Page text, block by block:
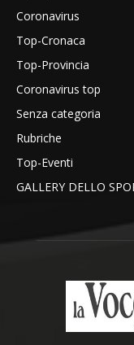
Coronavirus
Top-Cronaca
Top-Provincia
Coronavirus top
Senza categoria
Rubriche
Top-Eventi
GALLERY DELLO